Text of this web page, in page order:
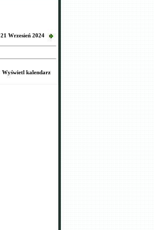
21 Wrzesień 2024
Wyświetl kalendarz